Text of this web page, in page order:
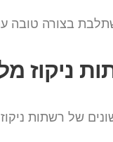
בצורה טובה עם
ניקוז
של רשתות